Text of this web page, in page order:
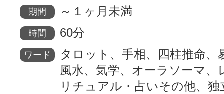
期間 ～１ヶ月未満
時間 60分
ワード
タロット、手相、四柱推命、
風水、気学、オーラソーマ、
リチュアル・占いその他、独